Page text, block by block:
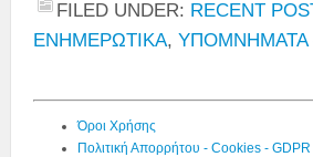
FILED UNDER: RECENT
ΕΝΗΜΕΡΩΤΙΚΑ, ΥΠΟΜΝΗΜΑΤΑ
Όροι Χρήσης
Πολιτική Απορρήτου - Cookies - GDPR